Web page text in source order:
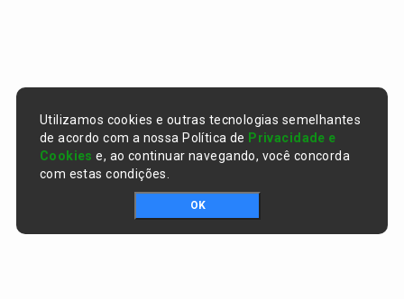
Utilizamos cookies e outras tecnologias semelhantes
de acordo com a nossa Política de Privacidade e
Cookies e, ao continuar navegando, você concorda
com estas condições.
OK